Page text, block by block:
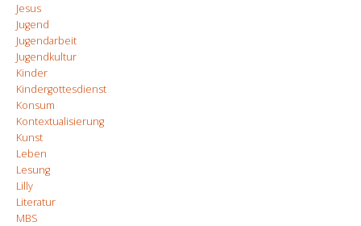
Jesus
Jugend
Jugendarbeit
Jugendkultur
Kinder
Kindergottesdienst
Konsum
Kontextualisierung
Kunst
Leben
Lesung
Lilly
Literatur
MBS